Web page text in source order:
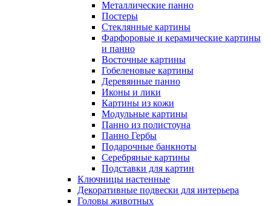
Металлические панно
Постеры
Стеклянные картины
Фарфоровые и керамические картины
и панно
Восточные картины
Гобеленовые картины
Деревянные панно
Иконы и лики
Картины из кожи
Модульные картины
Панно из полистоуна
Панно Гербы
Подарочные банкноты
Серебряные картины
Подставки для картин
Ключницы настенные
Декоративные подвески для интерьера
Головы животных